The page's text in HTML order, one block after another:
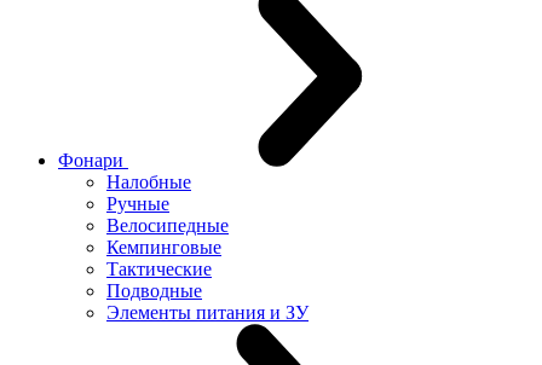
Фонари
Налобные
Ручные
Велосипедные
Кемпинговые
Тактические
Подводные
Элементы питания и ЗУ